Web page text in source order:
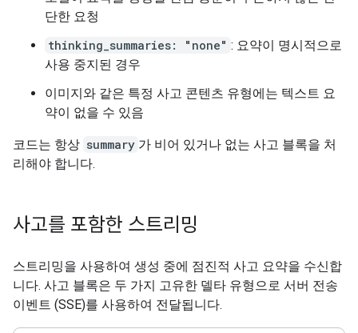
단한 요청
thinking_summaries: "none" : 요약이 명시적으로
사용 중지된 경우
이미지와 같은 특정 사고 콘텐츠 유형에는 텍스트 요
약이 없을 수 있음
코드는 항상 summary 가 비어 있거나 없는 사고 블록을 처
리해야 합니다.
사고를 포함한 스트리밍
스트리밍을 사용하여 생성 중에 점진적 사고 요약을 수신합
니다. 사고 블록은 두 가지 고유한 델타 유형으로 서버 전송
이벤트 (SSE)를 사용하여 전달됩니다.